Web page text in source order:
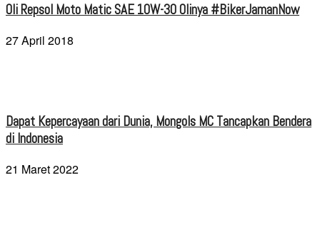
Oli Repsol Moto Matic SAE 10W-30 Olinya #BikerJamanNow
27 April 2018
Dapat Kepercayaan dari Dunia, Mongols MC Tancapkan Bendera
di Indonesia
21 Maret 2022